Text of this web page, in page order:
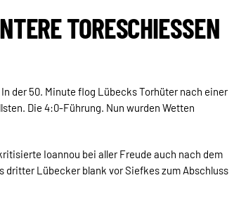
TORESCHIESSEN W
der 50. Minute flog Lübecks Torhüter nach einer
Die 4:0-Führung. Nun wurden Wetten
Ioannou bei aller Freude auch nach dem
dritter Lübecker blank vor Siefkes zum Abschluss